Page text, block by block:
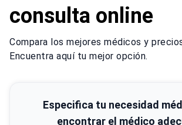
consulta online
Compara los mejores médicos y
Encuentra aquí tu mejor opción.
Especifica tu necesidad
encontrar el médico